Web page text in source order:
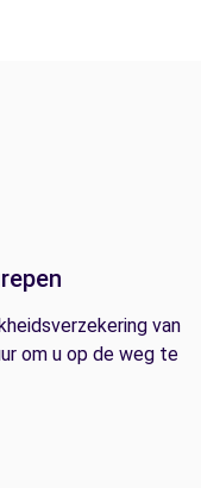
van
om u op de weg te